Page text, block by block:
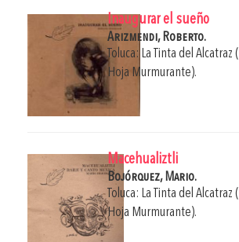
Inaugurar el sueño
Arizmendi, Roberto.
Toluca: La Tinta del Alcatraz
Hoja Murmurante).
Macehualiztli
Bojórquez, Mario.
Toluca: La Tinta del Alcatraz
Hoja Murmurante).